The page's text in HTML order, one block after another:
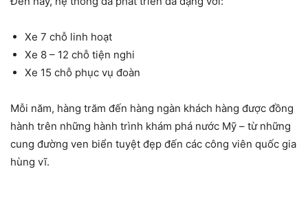
Xe 7 chỗ linh hoạt
Xe 8 – 12 chỗ tiện nghi
Xe 15 chỗ phục vụ đoàn
Mỗi năm, hàng trăm đến hàng ngàn khách hàng được đồng
hành trên những hành trình khám phá nước Mỹ – từ những
cung đường ven biển tuyệt đẹp đến các công viên quốc gia
hùng vĩ.